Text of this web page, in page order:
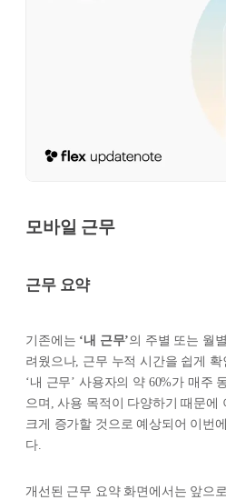
모바일 근무
근무 요약
기존에는 ‘내 근무’의 주별 또는 월
려웠으나, 근무 누적 시간을 쉽게
‘내 근무’ 사용자의 약 60%가 매주
으며, 사용 목적이 다양하기 때문에
크게 증가할 것으로 예상되어 이번
다.
개선된 근무 요약 화면에서는 앞으